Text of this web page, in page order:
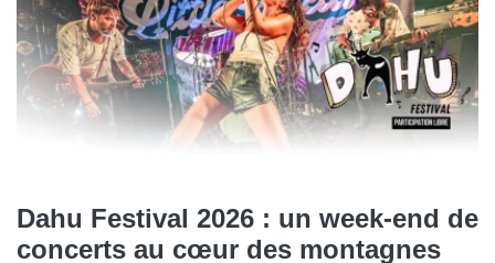
Dahu Festival 2026 : un week-end de
concerts au cœur des montagnes